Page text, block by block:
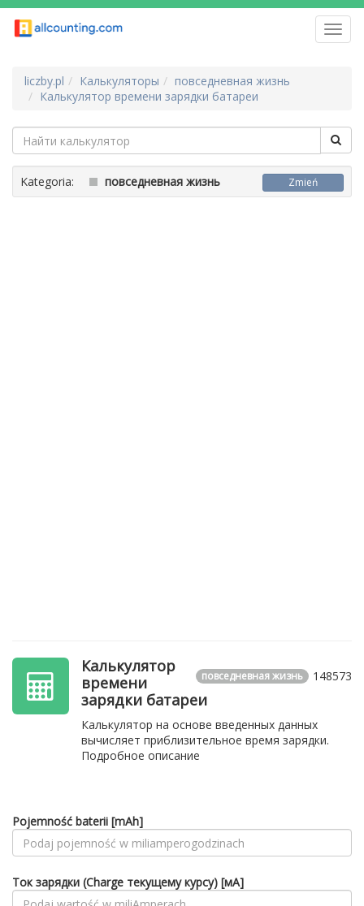
liczby.pl Калькуляторы
повседневная жизнь
Калькулятор времени зарядки батареи
Kategoria: повседневная жизнь Zmień
148573
повседневная жизнь
Калькулятор
времени
зарядки батареи
Калькулятор на основе введенных данных
вычисляет приблизительное время зарядки.
Подробное описание
Pojemność baterii [mAh]
Ток зарядки (Charge текущему курсу) [мА]